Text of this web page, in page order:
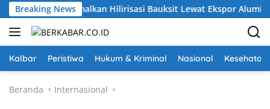
Langsung
ke
konten
Breaking News
Optimalkan Hilirisasi Bauksit Lewat Ekspor Alumina
Kalbar Peristiwa Hukum & Kriminal Nasional Kesehatan
Beranda Internasional